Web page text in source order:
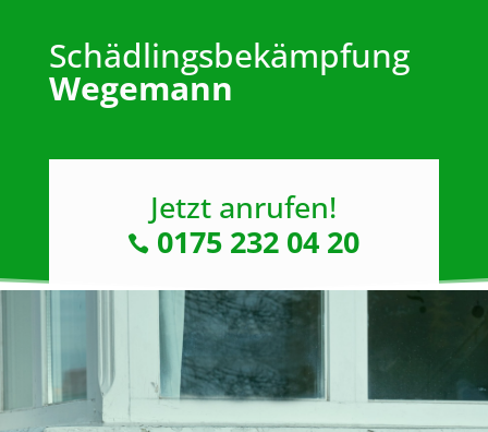
Schädlingsbekämpfung
Wegemann
Jetzt anrufen!
 0175 232 04 20